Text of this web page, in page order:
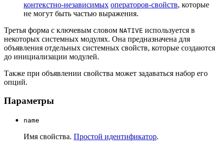
контекстно-независимых операторов-свойств, которые
не могут быть частью выражения.
Третья форма с ключевым словом NATIVE используется в
некоторых системных модулях. Она предназначена для
объявления отдельных системных свойств, которые создаются
до инициализации модулей.
Также при объявлении свойства может задаваться набор его
опций.
Параметры
name
Имя свойства. Простой идентификатор.